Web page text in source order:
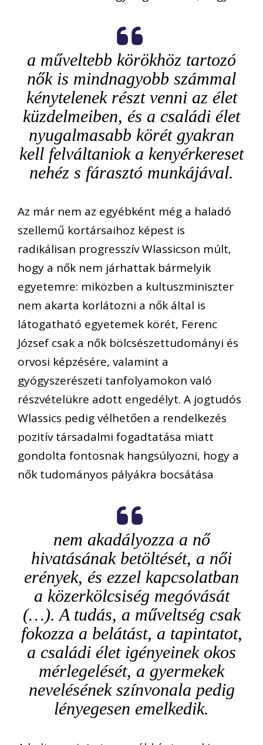
a műveltebb körökhöz tartozó
nők is mindnagyobb számmal
kénytelenek részt venni az élet
küzdelmeiben, és a családi élet
nyugalmasabb körét gyakran
kell felváltaniok a kenyérkereset
nehéz s fárasztó munkájával.
Az már nem az egyébként még a haladó
szellemű kortársaihoz képest is
radikálisan progresszív Wlassicson múlt,
hogy a nők nem járhattak bármelyik
egyetemre: miközben a kultuszminiszter
nem akarta korlátozni a nők által is
látogatható egyetemek körét, Ferenc
József csak a nők bölcsészettudományi és
orvosi képzésére, valamint a
gyógyszerészeti tanfolyamokon való
részvételükre adott engedélyt. A jogtudós
Wlassics pedig vélhetően a rendelkezés
pozitív társadalmi fogadtatása miatt
gondolta fontosnak hangsúlyozni, hogy a
nők tudományos pályákra bocsátása
nem akadályozza a nő
hivatásának betöltését, a női
erények, és ezzel kapcsolatban
a közerkölcsiség megóvását
(…). A tudás, a műveltség csak
fokozza a belátást, a tapintatot,
a családi élet igényeinek okos
mérlegelését, a gyermekek
nevelésének színvonala pedig
lényegesen emelkedik.